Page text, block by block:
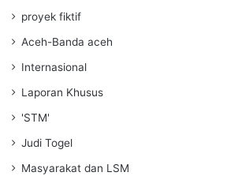
proyek fiktif
Aceh-Banda aceh
Internasional
Laporan Khusus
'STM'
Judi Togel
Masyarakat dan LSM